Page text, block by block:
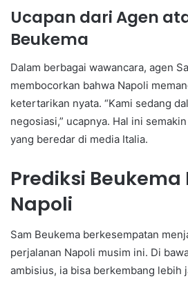
Ucapan dari Agen
Beukema
Dalam berbagai wawancara, agen
membocorkan bahwa Napoli
ketertarikan nyata. “Kami sedang
negosiasi,” ucapnya. Hal ini
yang beredar di media Italia.
Prediksi Beukema
Napoli
Sam Beukema berkesempatan
perjalanan Napoli musim ini. Di
ambisius, ia bisa berkembang lebih